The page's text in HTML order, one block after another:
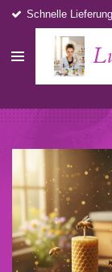
Zum
springen
Schnelle Lieferung